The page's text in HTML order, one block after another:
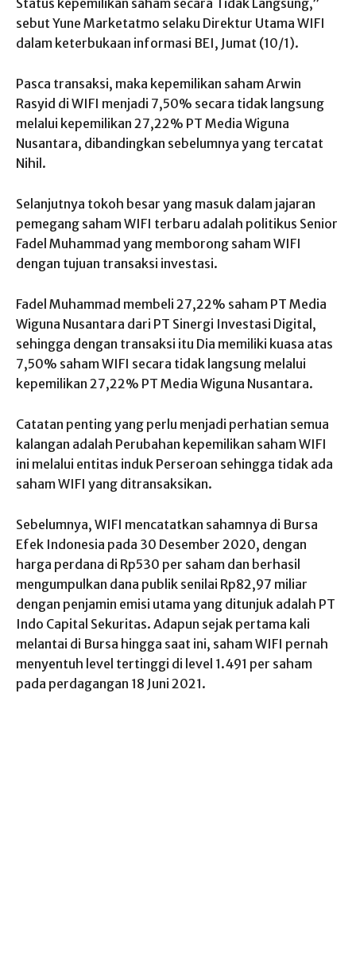
sebut Yune Marketatmo selaku Direktur Utama WIFI
dalam keterbukaan informasi BEI, Jumat (10/1).
Pasca transaksi, maka kepemilikan saham Arwin
Rasyid di WIFI menjadi 7,50% secara tidak langsung
melalui kepemilikan 27,22% PT Media Wiguna
Nusantara, dibandingkan sebelumnya yang tercatat
Nihil.
Selanjutnya tokoh besar yang masuk dalam jajaran
pemegang saham WIFI terbaru adalah politikus Senior
Fadel Muhammad yang memborong saham WIFI
dengan tujuan transaksi investasi.
Fadel Muhammad membeli 27,22% saham PT Media
Wiguna Nusantara dari PT Sinergi Investasi Digital,
sehingga dengan transaksi itu Dia memiliki kuasa atas
7,50% saham WIFI secara tidak langsung melalui
kepemilikan 27,22% PT Media Wiguna Nusantara.
Catatan penting yang perlu menjadi perhatian semua
kalangan adalah Perubahan kepemilikan saham WIFI
ini melalui entitas induk Perseroan sehingga tidak ada
saham WIFI yang ditransaksikan.
Sebelumnya, WIFI mencatatkan sahamnya di Bursa
Efek Indonesia pada 30 Desember 2020, dengan
harga perdana di Rp530 per saham dan berhasil
mengumpulkan dana publik senilai Rp82,97 miliar
dengan penjamin emisi utama yang ditunjuk adalah PT
Indo Capital Sekuritas. Adapun sejak pertama kali
melantai di Bursa hingga saat ini, saham WIFI pernah
menyentuh level tertinggi di level 1.491 per saham
pada perdagangan 18 Juni 2021.